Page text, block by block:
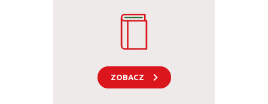
ZOBACZ